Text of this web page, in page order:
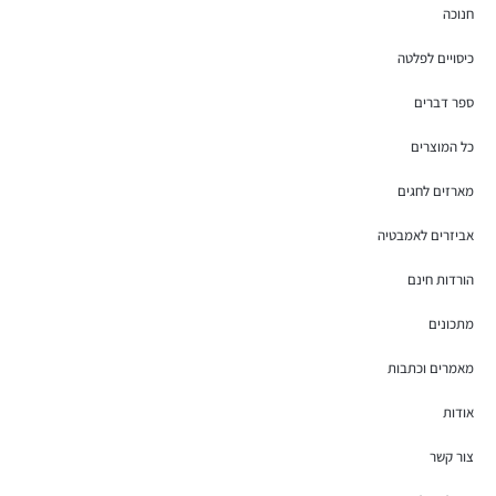
חנוכה
כיסויים לפלטה
ספר דברים
כל המוצרים
מארזים לחגים
אביזרים לאמבטיה
הורדות חינם
מתכונים
מאמרים וכתבות
אודות
צור קשר